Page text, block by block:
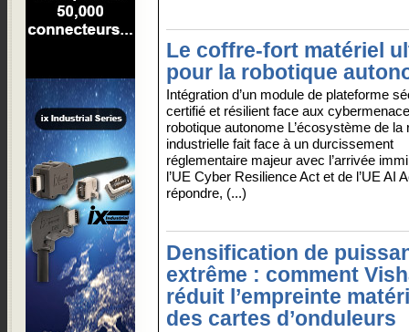
Le coffre-fort matériel
pour la robotique
Intégration d’un module de plateforme
certifié et résilient face aux
robotique autonome L’écosystème de la
industrielle fait face à un durcissement
réglementaire majeur avec l’arrivée
l’UE Cyber Resilience Act et de l’UE AI
répondre, (...)
Densification de
extrême : comment
réduit l’empreinte
des cartes d’onduleurs